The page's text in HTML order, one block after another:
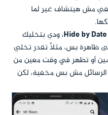
مش هيتشاف غير لما
Hide by Date، ودي بتخليك
ظاهرة بس، مثلاً تقدر تخلي
أو تظهر في وقت معين من
الرسائل مش بس مخفية، لكن